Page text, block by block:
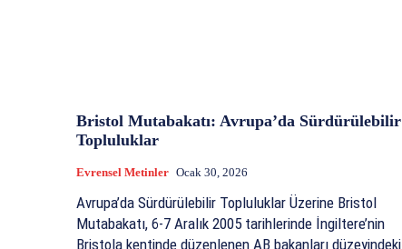
Bristol Mutabakatı: Avrupa’da Sürdürülebilir
Topluluklar
Evrensel Metinler Ocak 30, 2026
Avrupa’da Sürdürülebilir Topluluklar Üzerine Bristol
Mutabakatı, 6-7 Aralık 2005 tarihlerinde İngiltere’nin
Bristola kentinde düzenlenen AB bakanları düzeyindeki